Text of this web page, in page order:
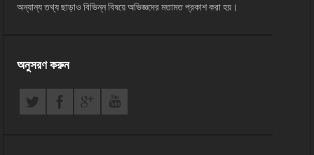
অন্যান্য তথ্য ছাড়াও বিভিন্ন বিষয়ে অভিজ্ঞদের মতামত প্রকাশ করা হয়।
অনুসরণ করুন